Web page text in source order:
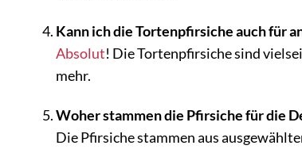
Kann ich die Tortenpfirsiche auch für
Absolut! Die Tortenpfirsiche sind
mehr.
Woher stammen die Pfirsiche für die
Die Pfirsiche stammen aus